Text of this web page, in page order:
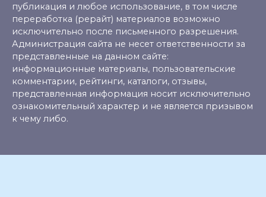
публикация и любое использование, в том числе
переработка (рерайт) материалов возможно
исключительно после письменного разрешения.
Администрация сайта не несет ответственности за
представленные на данном сайте:
информационные материалы, пользовательские
комментарии, рейтинги, каталоги, отзывы,
представленная информация носит исключительно
ознакомительный характер и не является призывом
к чему либо.